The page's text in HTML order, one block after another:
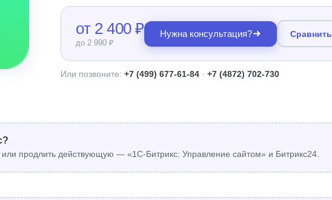
от 2 400 ₽
до 2 990 ₽
Нужна консультация? Сравнить
Или позвоните: +7 (499) 677-61-84 · +7 (4872) 702-730
продлить действующую — «1С-Битрикс: Управление сайтом» и Битрикс24.